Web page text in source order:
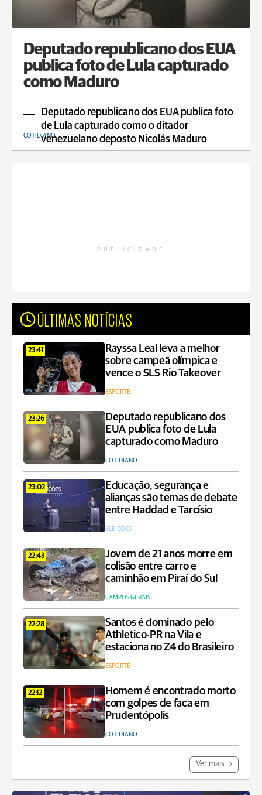
Deputado republicano dos EUA
publica foto de Lula capturado
como Maduro
Deputado republicano dos EUA publica foto
de Lula capturado como o ditador
venezuelano deposto Nicolás Maduro
COTIDIANO
PUBLICIDADE
ÚLTIMAS NOTÍCIAS
23:41
Rayssa Leal leva a melhor
sobre campeã olímpica e
vence o SLS Rio Takeover
ESPORTE
23:26
Deputado republicano dos
EUA publica foto de Lula
capturado como Maduro
COTIDIANO
23:02
Educação, segurança e
alianças são temas de debate
entre Haddad e Tarcísio
ELEIÇÕES
22:43
Jovem de 21 anos morre em
colisão entre carro e
caminhão em Piraí do Sul
CAMPOS GERAIS
22:28
Santos é dominado pelo
Athletico-PR na Vila e
estaciona no Z4 do Brasileiro
ESPORTE
22:12
Homem é encontrado morto
com golpes de faca em
Prudentópolis
COTIDIANO
Ver mais